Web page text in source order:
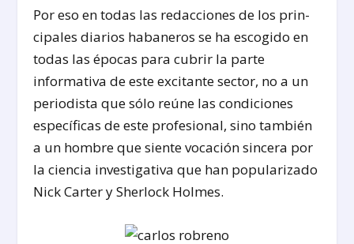
Por eso en todas las redacciones de los prin­
cipales diarios habaneros se ha escogido en
todas las épocas para cubrir la parte
informativa de este excitante sector, no a un
periodista que sólo reúne las condiciones
específicas de este profesional, sino también
a un hombre que siente vocación sincera por
la ciencia investigativa que han popularizado
Nick Carter y Sherlock Holmes.